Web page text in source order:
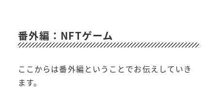
番外編：NFTゲーム
ここからは番外編ということでお伝えしていき
ます。